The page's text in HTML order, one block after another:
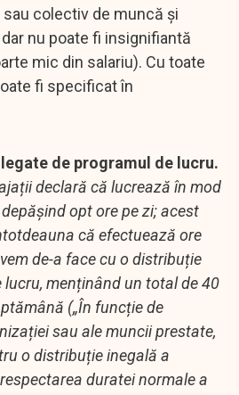
colectiv de muncă și
nu poate fi insignifiantă
mic din salariu). Cu toate
fi specificat în
de programul de lucru.
declară că lucrează în mod
opt ore pe zi; acest
că efectuează ore
de-a face cu o distribuție
menținând un total de 40
(„În funcție de
sau ale muncii prestate,
o distribuție inegală a
duratei normale a